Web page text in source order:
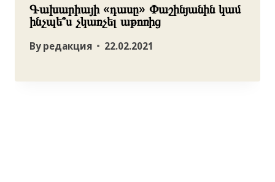
Գախարիայի «դասը» Փաշինյանին կամ
ինչպե՞ս չկառչել աթոռից
By редакция 22.02.2021